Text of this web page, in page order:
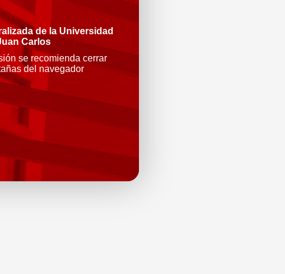
de la Universidad
Carlos
se recomienda cerrar
del navegador